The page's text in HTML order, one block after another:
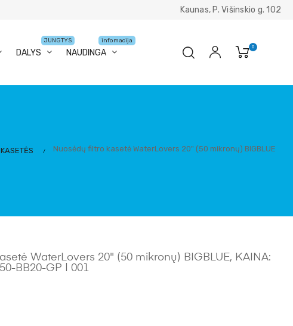
Kaunas, P. Višinskio g. 102
DALYS
JUNGTYS
NAUDINGA
infomacija
0
Nuosėdų filtro kasetė WaterLovers 20" (50 mikronų) BIGBLUE